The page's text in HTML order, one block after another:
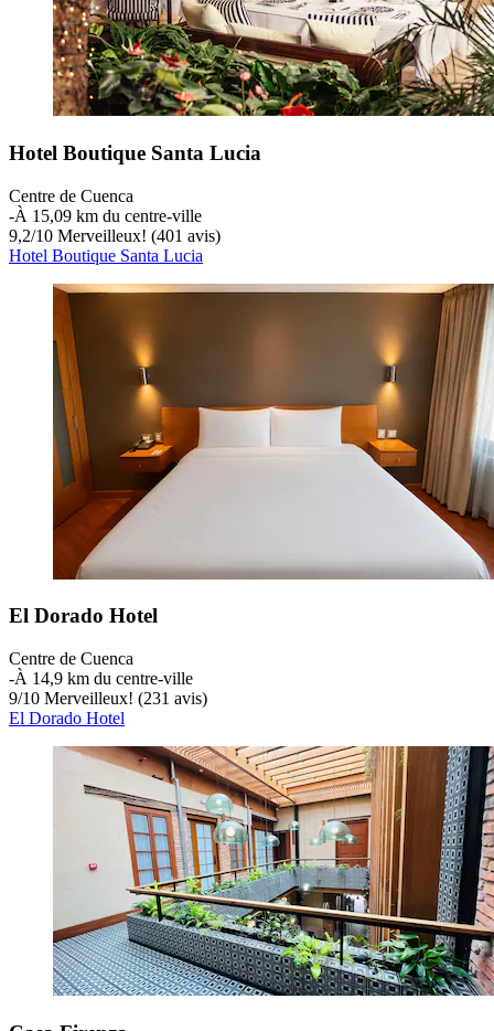
Hotel Boutique Santa Lucia
Centre de Cuenca
‐À 15,09 km du centre-ville
9,2/10 Merveilleux! (401 avis)
Hotel Boutique Santa Lucia
El Dorado Hotel
Centre de Cuenca
‐À 14,9 km du centre-ville
9/10 Merveilleux! (231 avis)
El Dorado Hotel